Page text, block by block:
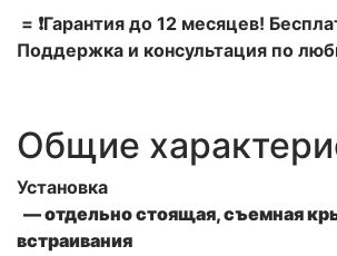
= ❗Гарантия до 12 месяцев!
Поддержка и консультация по
Общие
Установка
— отдельно стоящая, съемная
встраивания